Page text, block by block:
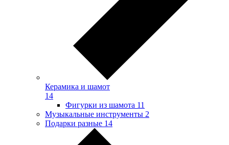
Керамика и шамот
14
Фигурки из шамота 11
Музыкальные инструменты 2
Подарки разные 14